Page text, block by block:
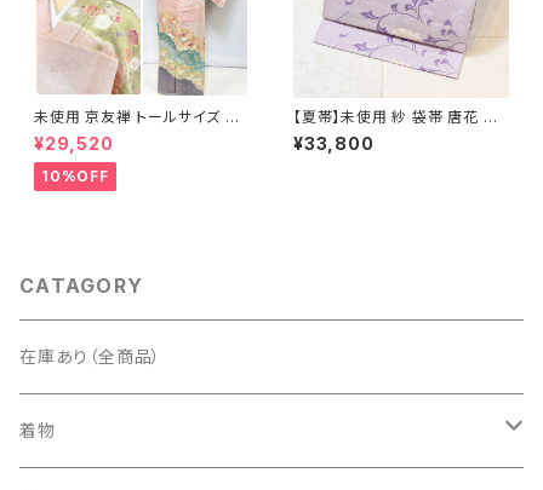
未使用 京友禅 トールサイズ 染
め分け 金彩 訪問着 袷 正絹 ピ
ンク 黄緑 紫 黄色 1438
¥29,520
10%OFF
【夏帯】未使用 紗 袋帯 唐花 正
絹 紫 白 淡藤色 729
¥33,800
CATAGORY
在庫あり（全商品）
着物